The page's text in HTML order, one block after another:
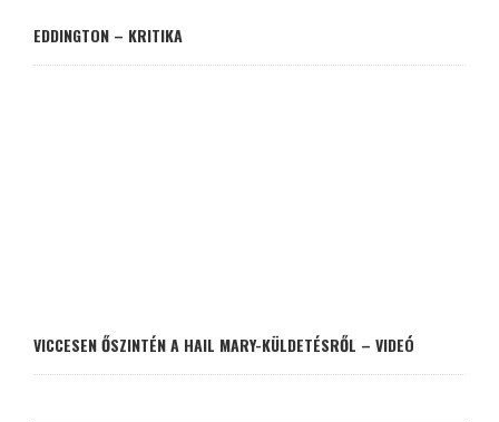
EDDINGTON – KRITIKA
VICCESEN ŐSZINTÉN A HAIL MARY-KÜLDETÉSRŐL – VIDEÓ